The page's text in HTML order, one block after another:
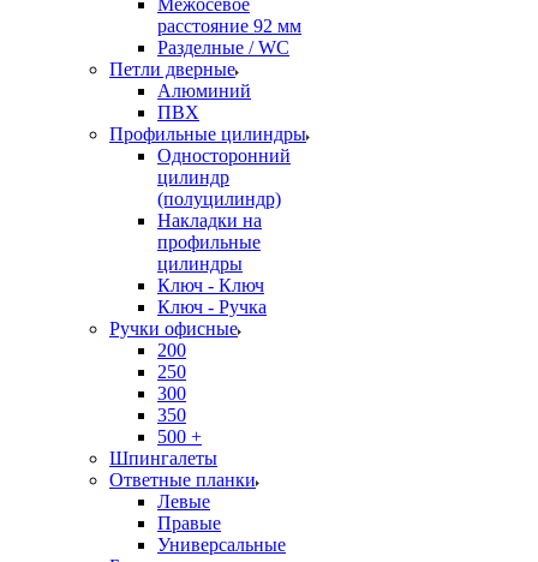
Межосевое
расстояние 92 мм
Разделные / WC
Петли дверные
Алюминий
ПВХ
Профильные цилиндры
Односторонний
цилиндр
(полуцилиндр)
Накладки на
профильные
цилиндры
Ключ - Ключ
Ключ - Ручка
Ручки офисные
200
250
300
350
500 +
Шпингалеты
Ответные планки
Левые
Правые
Универсальные